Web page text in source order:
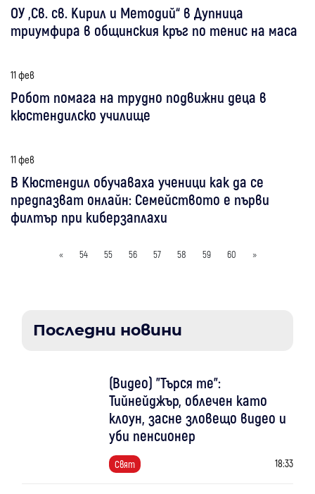
ОУ „Св. св. Кирил и Методий“ в Дупница
триумфира в общинския кръг по тенис на маса
11 фев
Робот помага на трудно подвижни деца в
кюстендилско училище
11 фев
В Кюстендил обучаваха ученици как да се
предпазват онлайн: Семейството е първи
филтър при киберзаплахи
« 54 55 56 57 58 59 60 »
Последни новини
(Видео) "Търся те":
Тийнейджър, облечен като
клоун, засне зловещо видео и
уби пенсионер
Свят 18:33